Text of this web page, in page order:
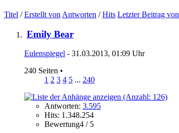
Titel /Erstellt von Antworten /Hits Letzter Beitrag von
Emily Bear
Eulenspiegel - 31.03.2013, 01:09 Uhr
240 Seiten •
1 2 3 4 5 ... 240
Antworten: 3.595
Hits: 1.348.254
Bewertung4 / 5